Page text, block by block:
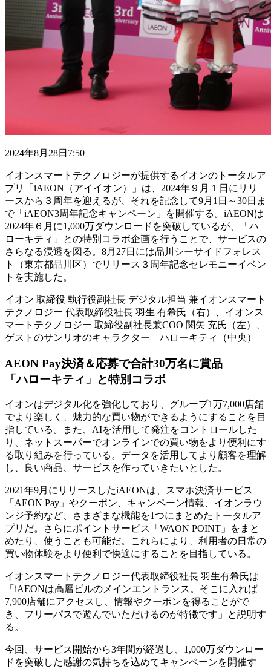
2024年8月28日7:50
イオンスマートテクノロジーが提供するイオンのトータルア
プリ「iAEON（アイイオン）」は、2024年９月１日にリリ
ースから３周年を迎えるが、それを記念して9月1日～30日ま
で「iAEON3周年記念キャンペーン」を開催する。iAEONは
2024年６月に1,000万ダウンロードを突破しているが、「ハ
ローキティ」との特別コラボ企画を行うことで、サービスの
さらなる浸透を図る。8月27日には品川シーサイドフォレス
ト（東京都品川区）でリリース３周年記念セレモニーイベン
トを実施した。
イオン 取締役 執行役副社長 デジタル担当 兼イオンスマート
テクノロジー 代表取締役社長 羽生 有希氏（右）、イオンス
マートテクノロジー 取締役副社長兼COO 関矢 充氏（左）、
ゲストのサンリオのキャラクター ハローキティ（中央）
AEON Pay決済＆応募で合計30万名に賞品
「ハローキティ」と特別コラボ
イオンはデジタル化を強化しており、グループ1万7,000店舗
でより楽しく、魅力的な買い物ができるようにすることを目
指している。また、AIを活用して発注をコントロールした
り、ネットスーパーでオンラインでの買い物をより便利にす
る取り組みを行っている。データを活用してより顧客を理解
し、良い商品、サービスを作っていきたいとした。
2021年9月にリリースしたiAEONは、スマホ決済サービス
「AEON Pay」やクーポン、キャンペーン情報、イオンラウ
ンジ予約など、さまざまな機能を1つにまとめたトータルア
プリだ。さらにポイントサービス「WAON POINT」をまと
めたり、使うことも可能だ。これらにより、利用者の日常の
買い物体験をより便利で快適にすることを目指している。
イオンスマートテクノロジー代表取締役社長 羽生有希氏は
「iAEONは高層ビルのメインエントランス。そこに入れば
7,900店舗にアクセスし、情報やクーポンを得ることがで
き、フリーパスで遊んでいただけるのが特徴です」と説明す
る。
今回、サービス開始から3年間が経過し、1,000万ダウンロー
ドを突破した感謝の気持ちを込めてキャンペーンを開催す